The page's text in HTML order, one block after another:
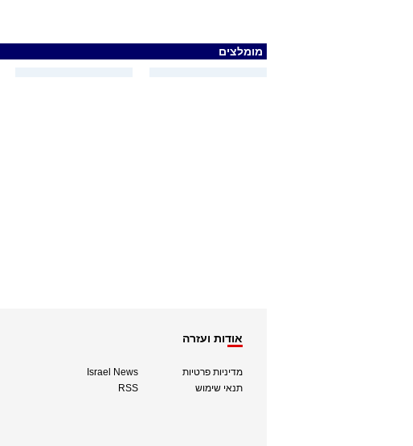
מומלצים
אודות ועזרה
מדיניות פרטיות
תנאי שימוש
Israel News
RSS